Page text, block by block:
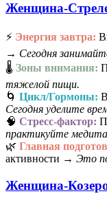
Женщина-
⚡ Энергия завтра:
→ Сегодня
🌡️ Зоны внимания:
тяжелой пищи.
🌀 Цикл/Гормоны:
Сегодня уделите
🧠 Стресс-фактор:
практикуйте
🌿 Главная
активности → Это
Женщина-